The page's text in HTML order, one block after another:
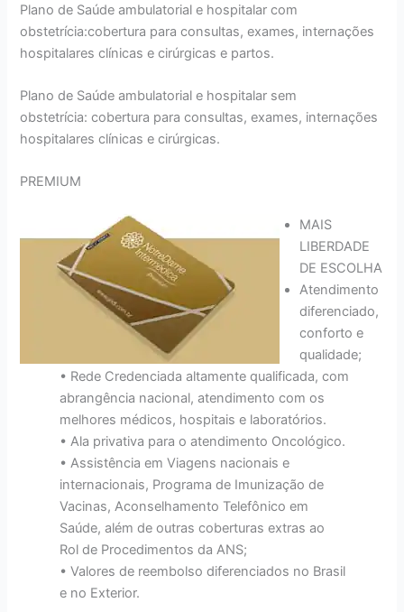
Plano de Saúde ambulatorial e hospitalar com
obstetrícia:cobertura para consultas, exames, internações
hospitalares clínicas e cirúrgicas e partos.
Plano de Saúde ambulatorial e hospitalar sem
obstetrícia: cobertura para consultas, exames, internações
hospitalares clínicas e cirúrgicas.
PREMIUM
MAIS
LIBERDADE
DE ESCOLHA
Atendimento
diferenciado,
conforto e
qualidade;
• Rede Credenciada altamente qualificada, com
abrangência nacional, atendimento com os
melhores médicos, hospitais e laboratórios.
• Ala privativa para o atendimento Oncológico.
• Assistência em Viagens nacionais e
internacionais, Programa de Imunização de
Vacinas, Aconselhamento Telefônico em
Saúde, além de outras coberturas extras ao
Rol de Procedimentos da ANS;
• Valores de reembolso diferenciados no Brasil
e no Exterior.